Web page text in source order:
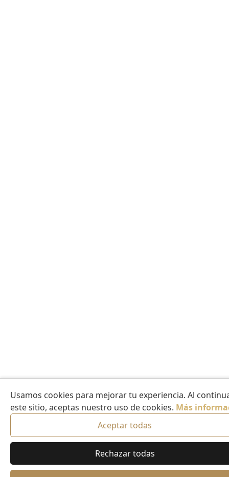
Usamos cookies para mejorar tu experiencia. Al
este sitio, aceptas nuestro uso de cookies. Más
Aceptar todas
Rechazar todas